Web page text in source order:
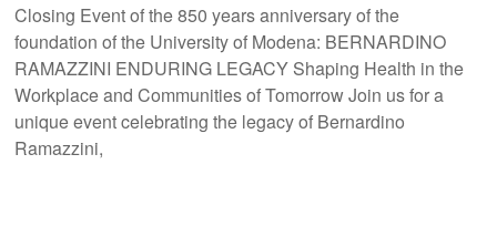
Closing Event of the 850 years anniversary of the
foundation of the University of Modena: BERNARDINO
RAMAZZINI ENDURING LEGACY Shaping Health in the
Workplace and Communities of Tomorrow Join us for a
unique event celebrating the legacy of Bernardino
Ramazzini,